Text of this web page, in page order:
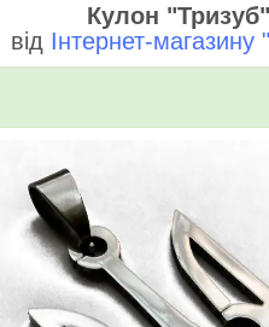
Кулон "Тризуб"
від Інтернет-магазину